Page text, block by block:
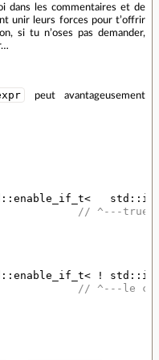
dans les commentaires et de
unir leurs forces pour t’offrir
si tu n’oses pas demander,
peut avantageusement
:: enable_if_t< std ::
// ^---true
:: enable_if_t< ! std ::
// ^---le